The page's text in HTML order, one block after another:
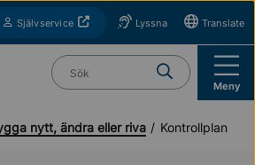
SjälvserviceÖppnas i nytt fönsterLyssna Translate
Vad söker du?
Meny
nytt, ändra eller riva Kontrollplan